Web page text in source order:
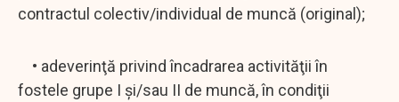
contractul colectiv/individual de muncă (original);
• adeverinţă privind încadrarea activităţii în
fostele grupe I şi/sau II de muncă, în condiţii